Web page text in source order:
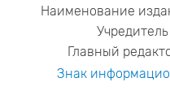
Наименование
Главный
Знак